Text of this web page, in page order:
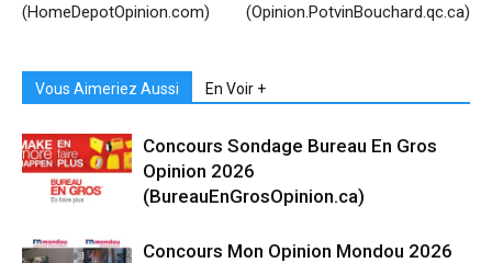
(HomeDepotOpinion.com)
(Opinion.PotvinBouchard.qc.ca)
Vous Aimeriez Aussi En Voir +
Concours Sondage Bureau En Gros
Opinion 2026
(BureauEnGrosOpinion.ca)
Concours Mon Opinion Mondou 2026